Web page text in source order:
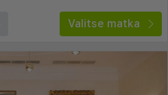
Valitse matka